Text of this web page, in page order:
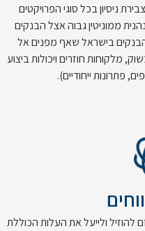
מ-21 שנים תוך צבירת ניסיון בכל סוגי הפרויקטים
ממוניטין גבוה אצל הבנקים
בישראל שאף מפנים אל
מלקוחות חוזרים ויכולות ביצוע
פתרונות ייחודיים).
ולייעל את העלות הכוללת